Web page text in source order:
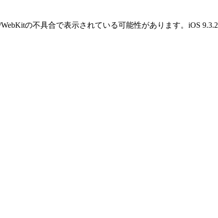
の不具合で表示されている可能性があります。iOS